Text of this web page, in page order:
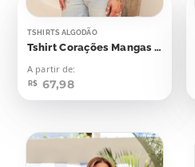
TSHIRTS ALGODÃO
Tshirt Corações Mangas Aplicação
A partir de:
R$ 67,98